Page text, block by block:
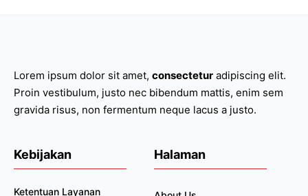
Lorem ipsum dolor sit amet, consectetur adipiscing elit.
Proin vestibulum, justo nec bibendum mattis, enim sem
gravida risus, non fermentum neque lacus a justo.
Kebijakan
Ketentuan Layanan
Halaman